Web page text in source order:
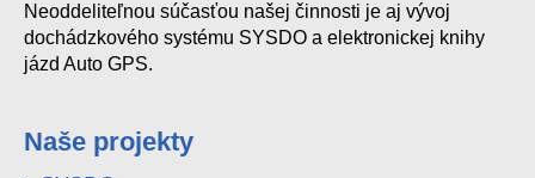
Neoddeliteľnou súčasťou našej činnosti je aj vývoj
dochádzkového systému SYSDO a elektronickej knihy
jázd Auto GPS.
Naše projekty